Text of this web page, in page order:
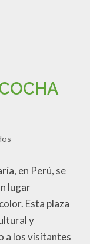
en Perú, se
lugar
Esta plaza
y
a los visitantes